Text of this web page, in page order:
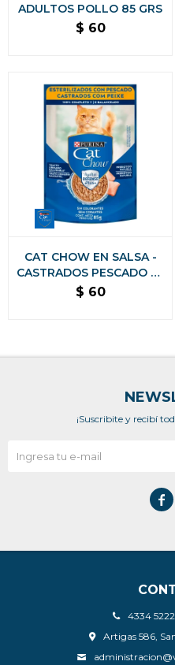
ADULTOS POLLO 85 GRS
$ 60
CAT CHOW EN SALSA -
CASTRADOS PESCADO 85
GRS
$ 60
4334
Artigas 586,
¡Suscribite y recibí
